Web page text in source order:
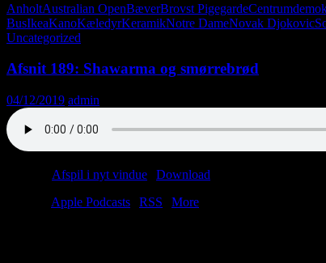
AnholtAustralian OpenBæverBrovst Pigegarde
BusIkeaKanoKæledyrKeramikNotre DameNovak Djokovic
Uncategorized
Afsnit 189: Shawarma og smørrebrød
04/12/2019 admin
Afspil i nyt vindue Download
Apple Podcasts RSS
More